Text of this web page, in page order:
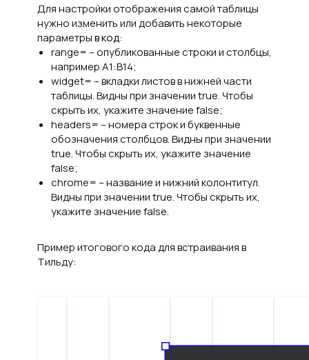
Для настройки отображения самой таблицы
нужно изменить или добавить некоторые
параметрыв код:
range= – опубликованные строки и столбцы,
например A1:B14;
widget= – вкладки листов в нижней части
таблицы. Видны при значении true. Чтобы
скрыть их, укажите значение false;
headers= – номера строк и буквенные
обозначения столбцов. Видны при значении
true. Чтобы скрыть их, укажите значение
false;
chrome= – название и нижний колонтитул.
Видны при значении true. Чтобы скрыть их,
укажите значение false.
Пример итогового кода для встраивания в
Тильду: